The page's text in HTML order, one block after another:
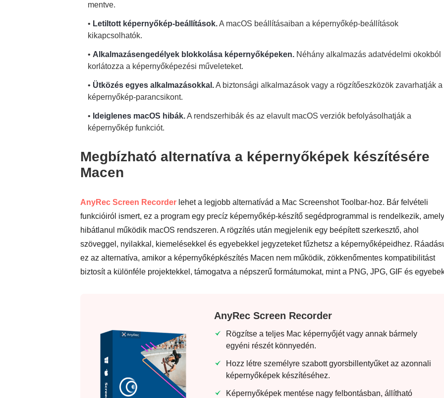
mentve.
• Letiltott képernyőkép-beállítások.A macOS beállításaiban a képernyőkép-beállítások
kikapcsolhatók.
• Alkalmazásengedélyek blokkolása képernyőképeken. Néhány alkalmazás adatvédelmi okokból
korlátozza a képernyőképezési műveleteket.
• Ütközés egyes alkalmazásokkal.A biztonsági alkalmazások vagy a rögzítőeszközök zavarhatják a
képernyőkép-parancsikont.
• Ideiglenes macOS hibák.A rendszerhibák és az elavult macOS verziók befolyásolhatják a
képernyőkép funkciót.
Megbízható alternatíva a képernyőképek készítésére
Macen
AnyRec Screen Recorder lehet a legjobb alternatívád a Mac Screenshot Toolbar-hoz. Bár felvételi
funkcióiról ismert, ez a program egy precíz képernyőkép-készítő segédprogrammal is rendelkezik, amely
hibátlanul működik macOS rendszeren. A rögzítés után megjelenik egy beépített szerkesztő, ahol
szöveggel, nyilakkal, kiemelésekkel és egyebekkel jegyzeteket fűzhetsz a képernyőképeidhez.
ez az alternatíva, amikor a képernyőképkészítés Macen nem működik, zökkenőmentes kompatibilitást
biztosít a különféle projektekkel, támogatva a népszerű formátumokat, mint a PNG, JPG, GIF és
AnyRec Screen Recorder
Rögzítse a teljes Mac képernyőjét vagy annak bármely
egyéni részét könnyedén.
Hozz létre személyre szabott gyorsbillentyűket az azonnali
képernyőképek készítéséhez.
Képernyőképek mentése nagy felbontásban, állítható